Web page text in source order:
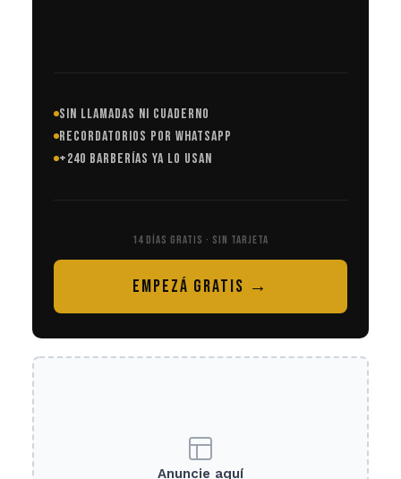
SIN LLAMADAS NI CUADERNO
RECORDATORIOS POR WHATSAPP
+240 BARBERÍAS YA LO USAN
14 DÍAS GRATIS · SIN TARJETA
EMPEZÁ GRATIS →
Anuncie aquí